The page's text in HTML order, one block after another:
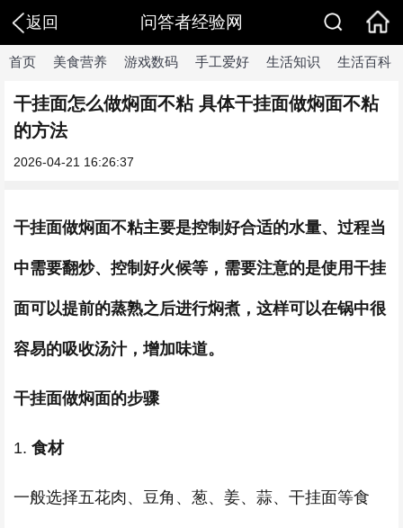
返回 问答者经验网
首页 美食营养 游戏数码 手工爱好 生活知识 生活百科
干挂面怎么做焖面不粘 具体干挂面做焖面不粘
的方法
2026-04-21 16:26:37
干挂面做焖面不粘主要是控制好合适的水量、过程当
中需要翻炒、控制好火候等，需要注意的是使用干挂
面可以提前的蒸熟之后进行焖煮，这样可以在锅中很
容易的吸收汤汁，增加味道。
干挂面做焖面的步骤
1. 食材
一般选择五花肉、豆角、葱、姜、蒜、干挂面等食